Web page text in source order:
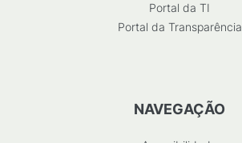
Portal da TI
Portal da Transparência
NAVEGAÇÃO